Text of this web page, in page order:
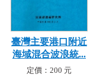
臺灣主要港口附近
海域混合波浪統...
定價：200 元